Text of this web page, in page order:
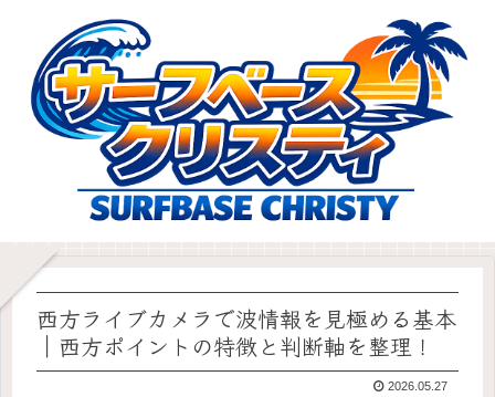
西方ライブカメラで波情報を見極める基本
｜西方ポイントの特徴と判断軸を整理！
2026.05.27